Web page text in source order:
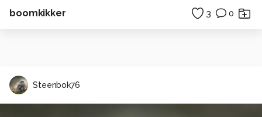
boomkikker 3 0
Steenbok76